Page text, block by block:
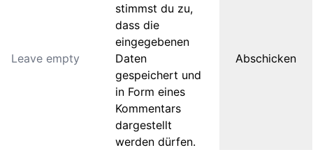
stimmst du zu,
dass die
eingegebenen
Daten
gespeichert und
in Form eines
Kommentars
dargestellt
werden dürfen.